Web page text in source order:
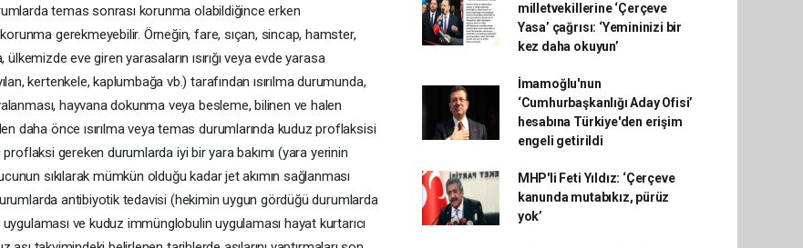
temas sonrası korunma olabildiğince erken
gerekmeyebilir. Örneğin, fare, sıçan, sincap, hamster,
ülkemizde eve giren yarasaların ısırığı veya evde yarasa
kertenkele, kaplumbağa vb.) tarafından ısırılma durumunda,
hayvana dokunma veya besleme, bilinen ve halen
daha önce ısırılma veya temas durumlarında kuduz proflaksisi
gereken durumlarda iyi bir yara bakımı (yara yerinin
sıkılarak mümkün olduğu kadar jet akımın sağlanması
antibiyotik tedavisi (hekimin uygun gördüğü durumlarda
ve kuduz immünglobulin uygulaması hayat kurtarıcı
milletvekillerine ‘Çerçeve
Yasa’ çağrısı: ‘Yemininizi bir
kez daha okuyun’
İmamoğlu'nun
‘Cumhurbaşkanlığı Aday Ofisi’
hesabına Türkiye'den erişim
engeli getirildi
MHP'li Feti Yıldız: ‘Çerçeve
kanunda mutabıkız, pürüz
yok’